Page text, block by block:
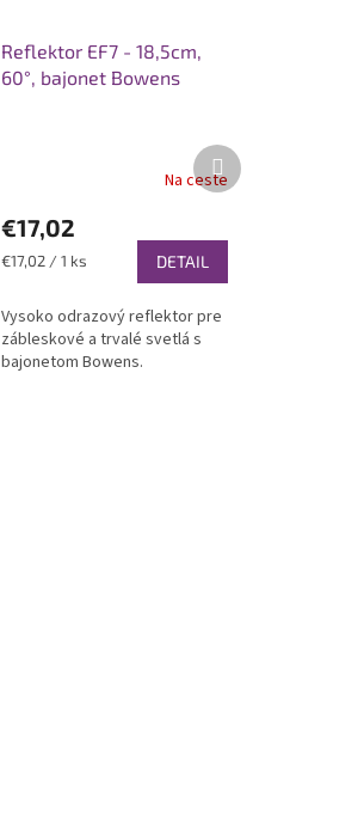
Reflektor EF7 - 18,5cm,
60°, bajonet Bowens
Na ceste
€17,02
Jednotková
€17,02 / 1 ks DETAIL
Vysoko odrazový reflektor pre
zábleskové a trvalé svetlá s
bajonetom Bowens.
Ďalší
produkt